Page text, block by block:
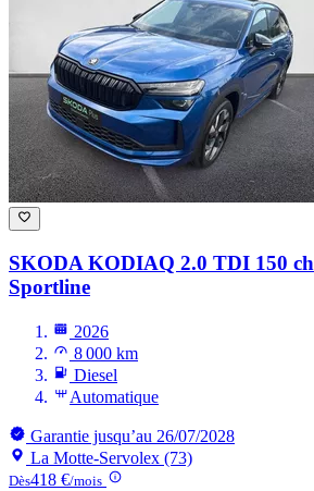
SKODA KODIAQ 2.0 TDI 150
Sportline
2026
8 000 km
Diesel
Automatique
Garantie jusqu’au 26/07/2028
La Motte-Servolex (73)
Dès418 €/mois